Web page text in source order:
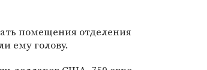
помещения отделения
ему голову.